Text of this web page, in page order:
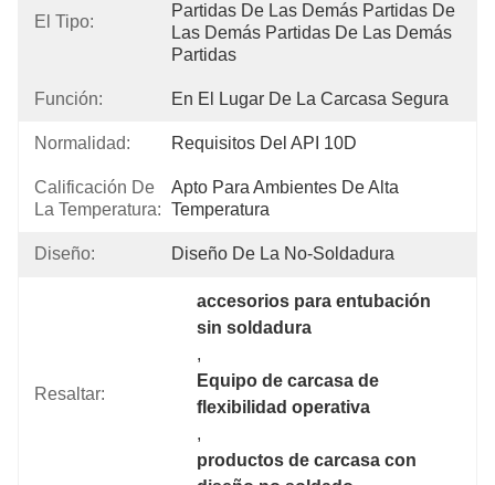
El Tipo:
Partidas De Las Demás Partidas De
Las Demás Partidas De Las Demás
Partidas
Función: En El Lugar De La Carcasa Segura
Normalidad: Requisitos Del API 10D
Calificación De
La Temperatura:
Apto Para Ambientes De Alta
Temperatura
Diseño: Diseño De La No-Soldadura
Resaltar:
accesorios para entubación
sin soldadura
,
Equipo de carcasa de
flexibilidad operativa
,
productos de carcasa con